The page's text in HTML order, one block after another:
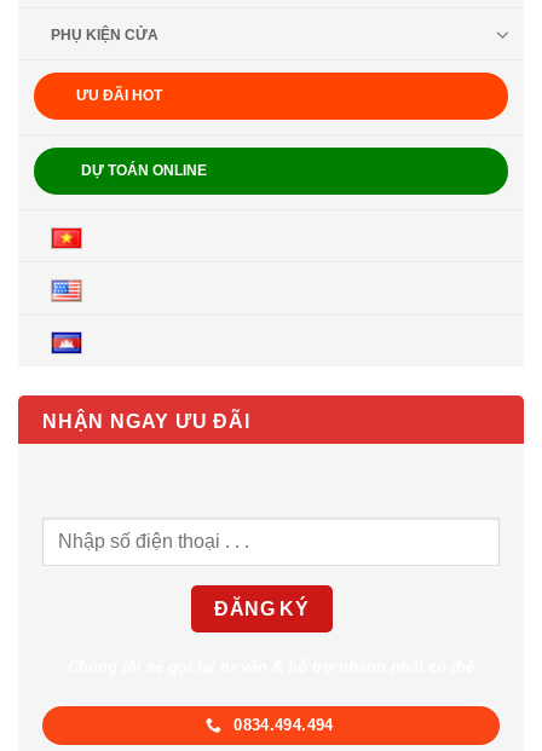
PHỤ KIỆN CỬA
ƯU ĐÃI HOT
DỰ TOÁN ONLINE
NHẬN NGAY ƯU ĐÃI
0834.494.494